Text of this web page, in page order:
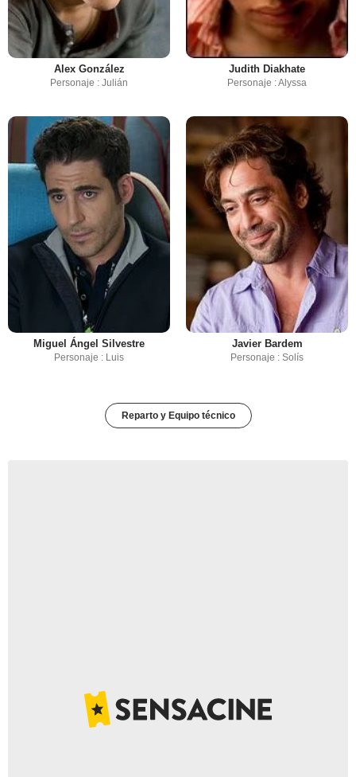
Alex González
Personaje : Julián
Judith Diakhate
Personaje : Alyssa
Miguel Ángel Silvestre
Personaje : Luis
Javier Bardem
Personaje : Solís
Reparto y Equipo técnico